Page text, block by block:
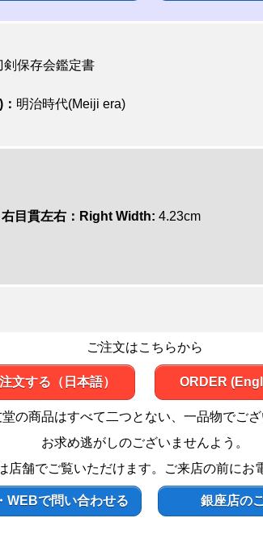
剣保存会鑑定書
明治時代(Meiji era)
右目貫左右：Right Width: 4.23cm
ご注文はこちらから
注文する（日本語） ORDER
の商品はすべて二つとない、一品物でござ
お求め逃がしのございませんよう。
店舗でご覧いただけます。ご来店の前にお
WEBで問い合わせる 銀座店の